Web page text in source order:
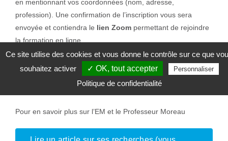
en mentionnant vos coordonnées (nom, adresse,
profession). Une confirmation de l’inscription vous sera
envoyée et contiendra le lien Zoom permettant de rejoindre
la formation en ligne.
Cette session de formation est destinée à l’ensemble des
professionnel·le·s de la santé, n’hésitez donc pas à
diffuser cette invitation auprès de vos collègues.
Pour en savoir plus sur l’EM et le Professeur Moreau
Ce site utilise des cookies et vous donne le contrôle sur ce que
souhaitez activer
✓ OK, tout accepter Personnaliser
Politique de confidentialité